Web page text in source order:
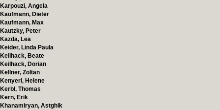
Karpouzi, Angela
Kaufmann, Dieter
Kaufmann, Max
Kautzky, Peter
Kazda, Lea
Keider, Linda Paula
Keilhack, Beate
Keilhack, Dorian
Kellner, Zoltan
Kenyeri, Helene
Kerbl, Thomas
Kern, Erik
Khanamiryan, Astghik